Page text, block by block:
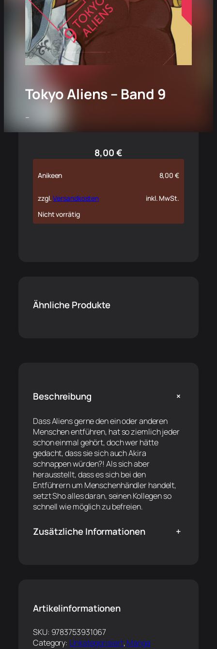
Tokyo Aliens – Band 9
–
8,00€
Anikeen 8,00€
zzgl.Versandkosten
inkl. MwSt.
Nicht vorrätig
Ähnliche Produkte
Beschreibung +
Dass Aliens gerne den ein oder anderen
Menschen entführen, hat so ziemlich jeder
schon einmal gehört, doch wer hätte
gedacht, dass sie sich auch Akira
schnappen würden?! Als sich aber
herausstellt, dass es sich bei den
Entführern um Menschenhändler handelt,
setzt Sho alles daran, seinen Kollegen so
schnell wie möglich zu befreien.
Zusätzliche Informationen +
Artikelinformationen
SKU: 9783753931067
Category: Unkategorisiert, Manga